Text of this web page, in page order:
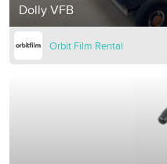
Dolly VFB
Orbit Film Rental